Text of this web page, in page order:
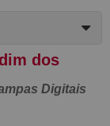
dos
Digitais